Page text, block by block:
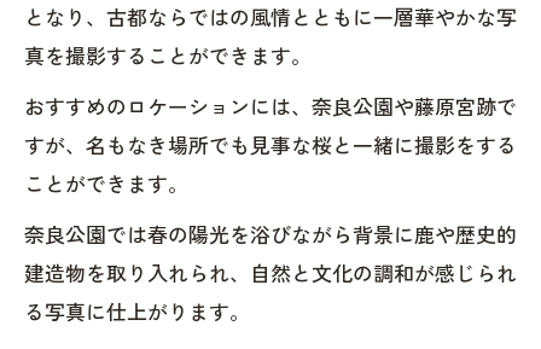
となり、古都ならではの風情とともに一層華やかな写
真を撮影することができます。
おすすめのロケーションには、奈良公園や藤原宮跡で
すが、名もなき場所でも見事な桜と一緒に撮影をする
ことができます。
奈良公園では春の陽光を浴びながら背景に鹿や歴史的
建造物を取り入れられ、自然と文化の調和が感じられ
る写真に仕上がります。